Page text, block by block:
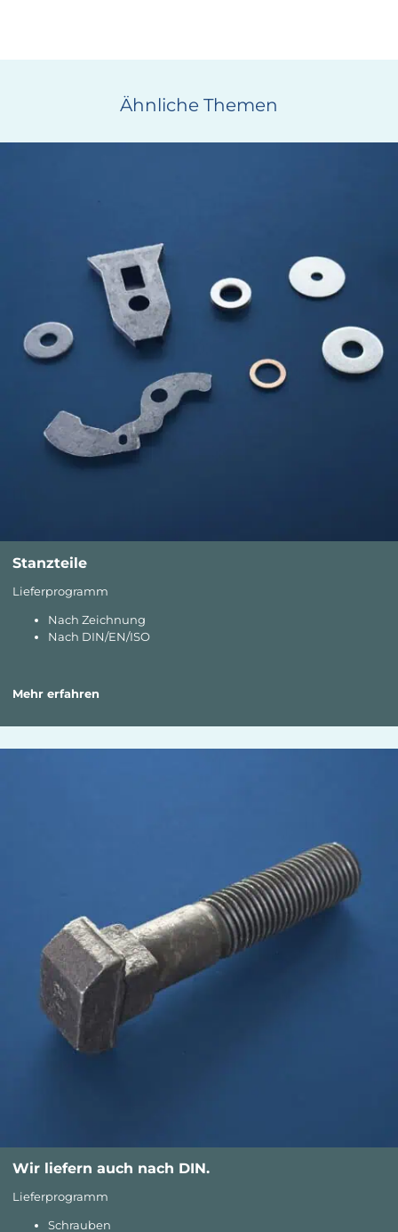
Ähnliche Themen
Stanzteile
Lieferprogramm
Nach Zeichnung
Nach DIN/EN/ISO
Mehr erfahren
Wir liefern auch nach DIN.
Lieferprogramm
Schrauben